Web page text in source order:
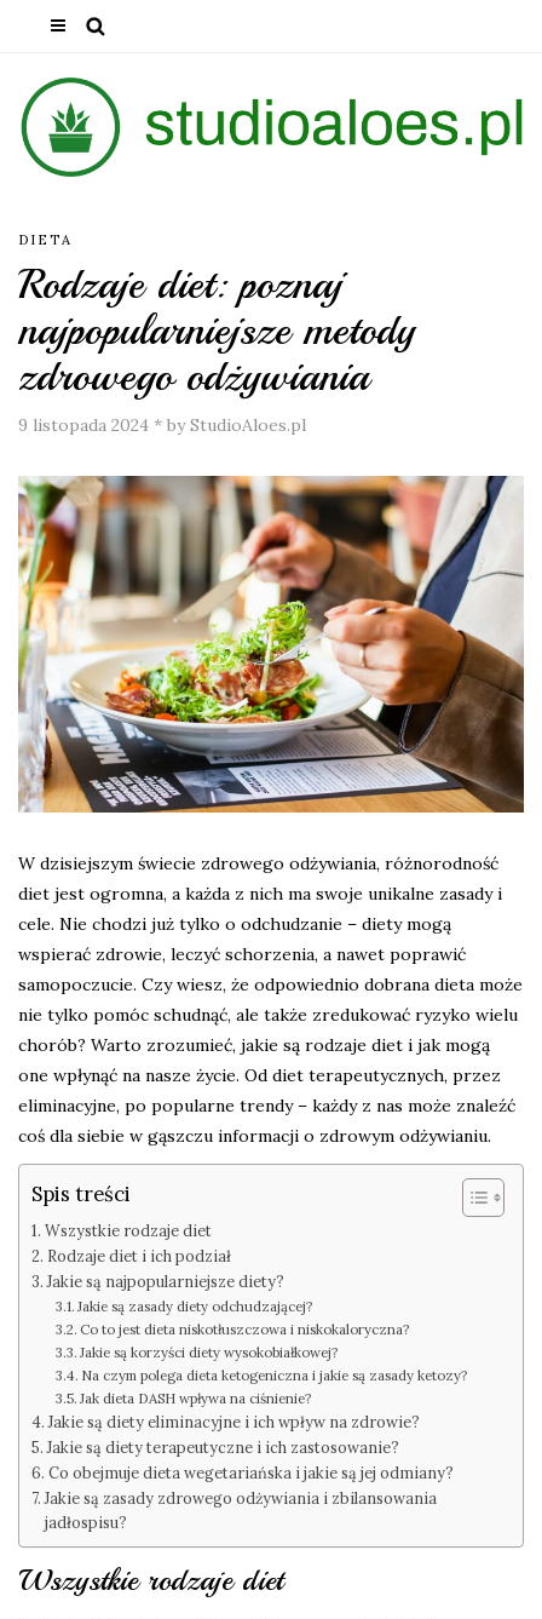
DIETA
Rodzaje diet: poznaj
najpopularniejsze metody
zdrowego odżywiania
9 listopada 2024 * by StudioAloes.pl
W dzisiejszym świecie zdrowego odżywiania, różnorodność
diet jest ogromna, a każda z nich ma swoje unikalne zasady i
cele. Nie chodzi już tylko o odchudzanie – diety mogą
wspierać zdrowie, leczyć schorzenia, a nawet poprawić
samopoczucie. Czy wiesz, że odpowiednio dobrana dieta może
nie tylko pomóc schudnąć, ale także zredukować ryzyko wielu
chorób? Warto zrozumieć, jakie są rodzaje diet i jak mogą
one wpłynąć na nasze życie. Od diet terapeutycznych, przez
eliminacyjne, po popularne trendy – każdy z nas może znaleźć
coś dla siebie w gąszczu informacji o zdrowym odżywianiu.
Spis treści
Wszystkie rodzaje diet
Rodzaje diet i ich podział
Jakie są najpopularniejsze diety?
Jakie są zasady diety odchudzającej?
Co to jest dieta niskotłuszczowa i niskokaloryczna?
Jakie są korzyści diety wysokobiałkowej?
Na czym polega dieta ketogeniczna i jakie są zasady ketozy?
Jak dieta DASH wpływa na ciśnienie?
Jakie są diety eliminacyjne i ich wpływ na zdrowie?
Jakie są diety terapeutyczne i ich zastosowanie?
Co obejmuje dieta wegetariańska i jakie są jej odmiany?
Jakie są zasady zdrowego odżywiania i zbilansowania
jadłospisu?
Wszystkie rodzaje diet